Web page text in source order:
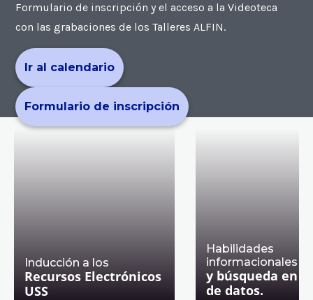
Formulario de inscripción y el acceso a la Videoteca
con las grabaciones de los Talleres ALFIN.
Ir al calendario
Formulario de inscripción
Inducción a los
Recursos Electrónicos
USS
Habilidades
informacionales
y búsqueda en
de datos.